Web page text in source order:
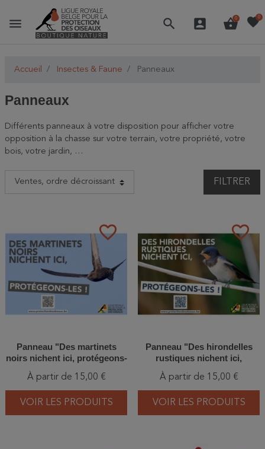
menu search account_box shopping_basket
0 favorite0
Accueil Insectes & Faune Panneaux
Panneaux
Différents panneaux à votre disposition pour afficher votre
opposition à la chasse sur votre terrain, votre propriété, votre
bois, votre jardin, …
FILTRER
favorite_border
Panneau "Des martinets
noirs nichent ici, protégeons-
À partir de 15,00 €
VOIR LES PRODUITS
favorite_border
Panneau "Des hirondelles
rustiques nichent ici,
protégeons-les !"
À partir de 15,00 €
VOIR LES PRODUITS